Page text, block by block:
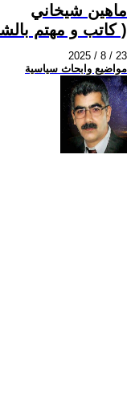
ماهين شيخاني
( كاتب و مهتم بالشأن السياسي )
2025 / 8 / 23
مواضيع وابحاث سياسية